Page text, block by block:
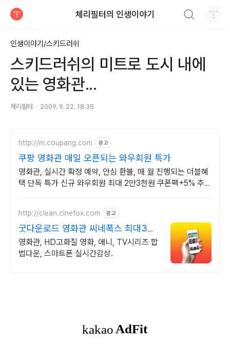
체리필터의 인생이야기
인생이야기/스키드러쉬
스키드러쉬의 미트로 도시 내에
있는 영화관...
체리필터 2009. 9. 22. 18:35
http://m.coupang.com 광고
쿠팡 영화관 매일 오픈되는 와우회원 특가
영화관, 실시간 확정 예약, 안심 환불, 매 월 진행되는 더블혜
택 단독 특가 신규 와우회원 최대 2만3천원 쿠폰팩+5% 추가
http://clean.cinefox.com 광고
굿다운로드 영화관 씨네폭스 최대3만
원+10%추가적립
영화관, HD고화질 영화, 애니, TV시리즈 합
법다운, 스마트폰 실시간감상.